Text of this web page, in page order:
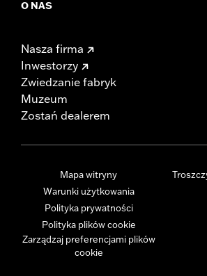
O NAS
Nasza firma
Inwestorzy
Zwiedzanie fabryk
Muzeum
Zostań dealerem
Mapa witryny
Warunki użytkowania
Polityka prywatności
Polityka plików cookie
Zarządzaj preferencjami plików
cookie